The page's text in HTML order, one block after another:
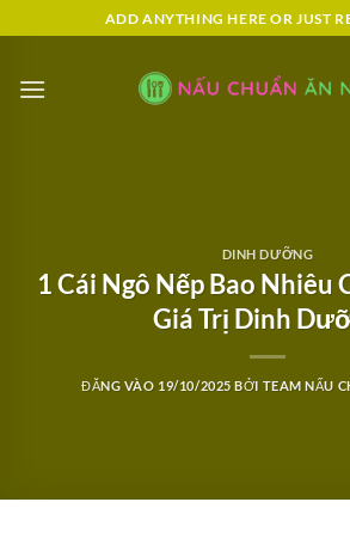
qua
dung
ADD ANYTHING HERE OR JUST
DINH DƯỠNG
1 Cái Ngô Nếp Bao Nhiêu
Giá Trị Dinh
ĐĂNG VÀO 19/10/2025 BỞI TEAM NẤU